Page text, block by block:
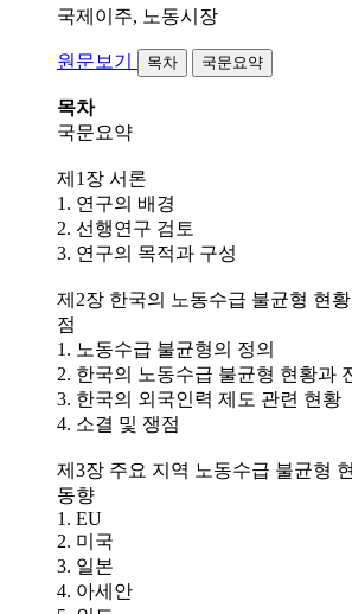
국제이주, 노동시장
원문보기 목차 국문요약
목차
국문요약
제1장 서론
1. 연구의 배경
2. 선행연구 검토
3. 연구의 목적과 구성
제2장 한국의 노동수급 불균형 현
점
1. 노동수급 불균형의 정의
2. 한국의 노동수급 불균형 현황과
3. 한국의 외국인력 제도 관련 현황
4. 소결 및 쟁점
제3장 주요 지역 노동수급 불균형
동향
1. EU
2. 미국
3. 일본
4. 아세안